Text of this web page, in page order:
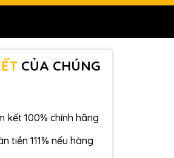
CỦA CHÚNG
kết 100% chính hãng
tiền 111% nếu hàng